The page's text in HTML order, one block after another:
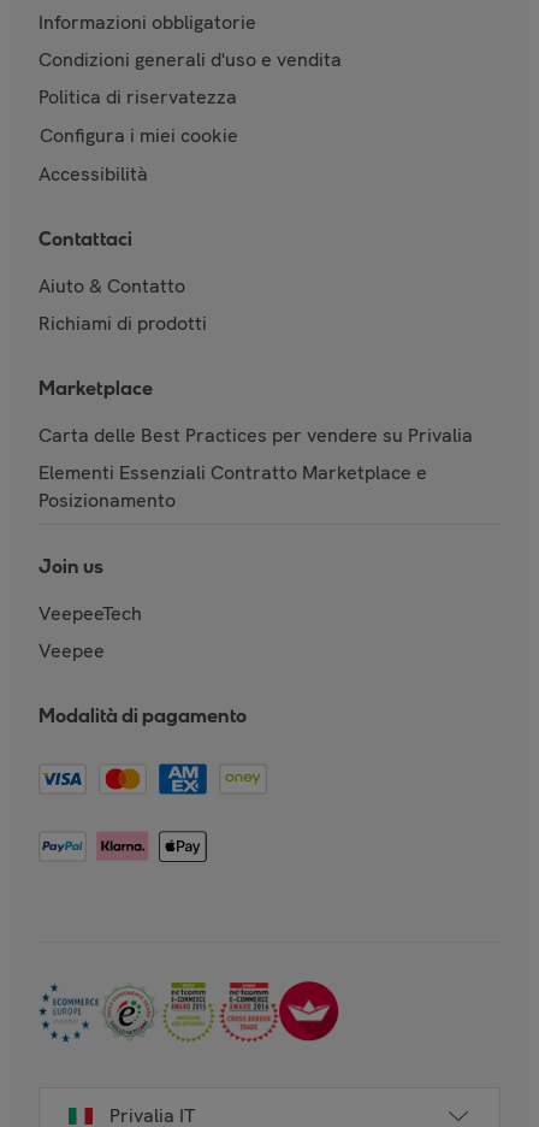
Informazioni obbligatorie
Condizioni generali d'uso e vendita
Politica di riservatezza
Configura i miei cookie
Accessibilità
Contattaci
Aiuto & Contatto
Richiami di prodotti
Marketplace
Carta delle Best Practices per vendere su Privalia
Elementi Essenziali Contratto Marketplace e
Posizionamento
Join us
VeepeeTech
Veepee
Modalità di pagamento
Privalia IT